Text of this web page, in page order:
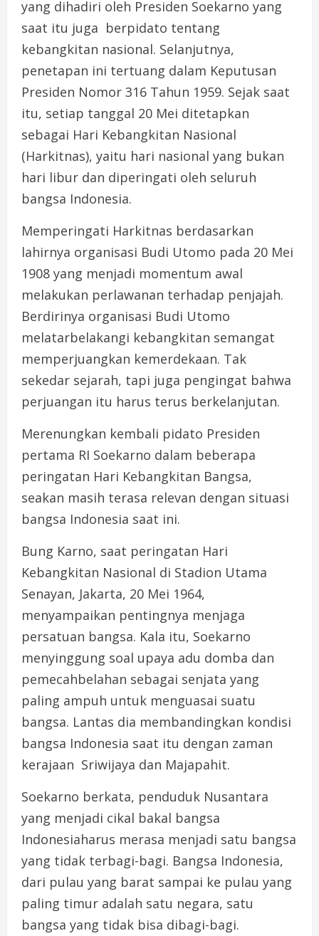
yang dihadiri oleh Presiden Soekarno yang
saat itu juga berpidato tentang
kebangkitan nasional. Selanjutnya,
penetapan ini tertuang dalam Keputusan
Presiden Nomor 316 Tahun 1959. Sejak saat
itu, setiap tanggal 20 Mei ditetapkan
sebagai Hari Kebangkitan Nasional
(Harkitnas), yaitu hari nasional yang bukan
hari libur dan diperingati oleh seluruh
bangsa Indonesia.
Memperingati Harkitnas berdasarkan
lahirnya organisasi Budi Utomo pada 20 Mei
1908 yang menjadi momentum awal
melakukan perlawanan terhadap penjajah.
Berdirinya organisasi Budi Utomo
melatarbelakangi kebangkitan semangat
memperjuangkan kemerdekaan. Tak
sekedar sejarah, tapi juga pengingat bahwa
perjuangan itu harus terus berkelanjutan.
Merenungkan kembali pidato Presiden
pertama RI Soekarno dalam beberapa
peringatan Hari Kebangkitan Bangsa,
seakan masih terasa relevan dengan situasi
bangsa Indonesia saat ini.
Bung Karno, saat peringatan Hari
Kebangkitan Nasional di Stadion Utama
Senayan, Jakarta, 20 Mei 1964,
menyampaikan pentingnya menjaga
persatuan bangsa. Kala itu, Soekarno
menyinggung soal upaya adu domba dan
pemecahbelahan sebagai senjata yang
paling ampuh untuk menguasai suatu
bangsa. Lantas dia membandingkan kondisi
bangsa Indonesia saat itu dengan zaman
kerajaan Sriwijaya dan Majapahit.
Soekarno berkata, penduduk Nusantara
yang menjadi cikal bakal bangsa
Indonesiaharus merasa menjadi satu bangsa
yang tidak terbagi-bagi. Bangsa Indonesia,
dari pulau yang barat sampai ke pulau yang
paling timur adalah satu negara, satu
bangsa yang tidak bisa dibagi-bagi.